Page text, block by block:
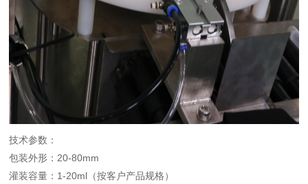
技术参数：
包装外形：20-80mm
灌装容量：1-20ml（按客户产品规格）